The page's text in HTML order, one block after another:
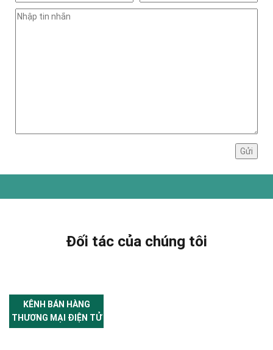
Đối tác của chúng tôi
KÊNH BÁN HÀNG
THƯƠNG MẠI ĐIỆN TỬ